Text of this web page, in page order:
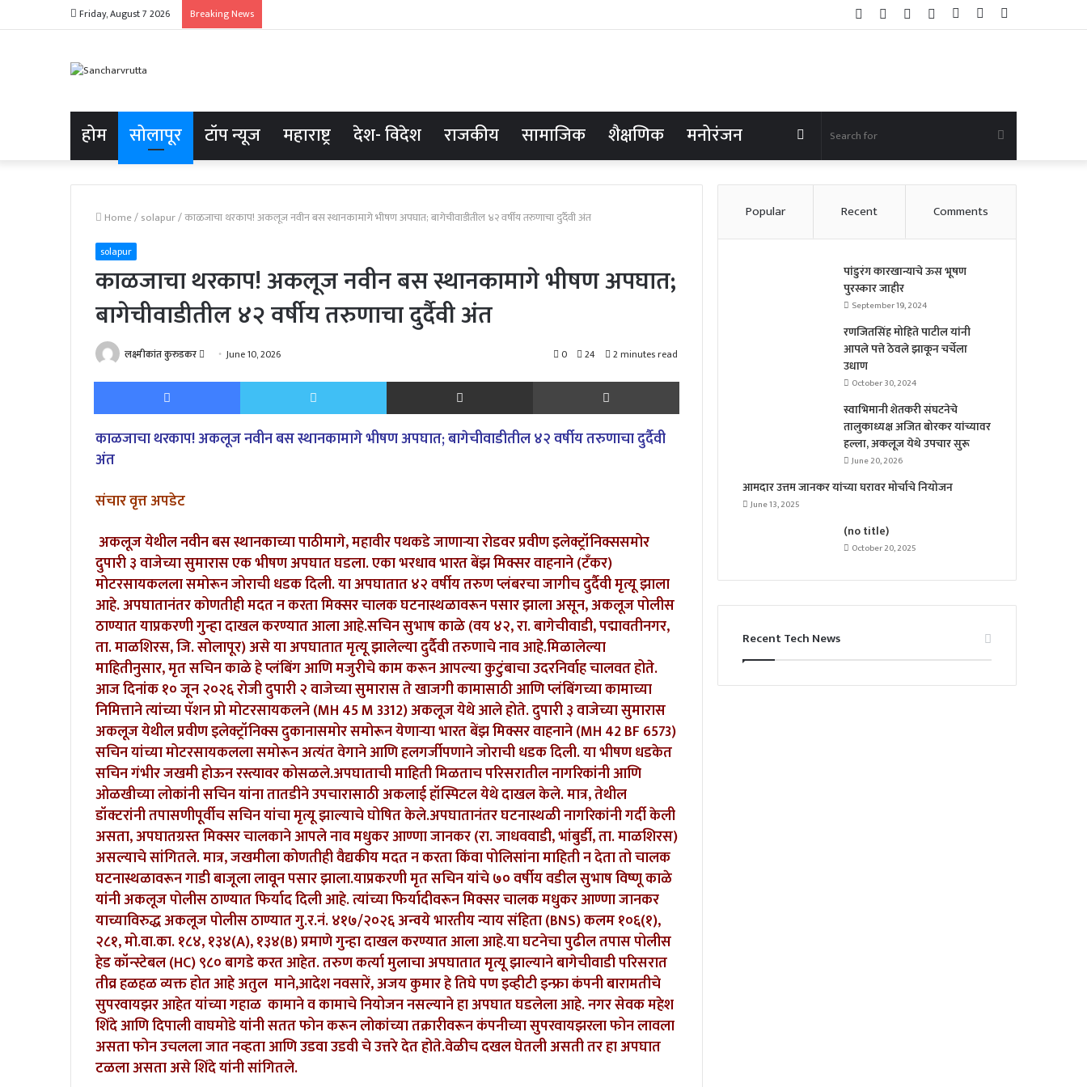
Friday, August 7 2026 Breaking News
Random
Log
Instagram
YouTube
Twitter
Facebook
होम सोलापूर टॉप न्यूज महाराष्ट्र देश- विदेश राजकीय सामाजिक शैक्षणिक मनोरंजन Search
for
Random
Article
Home/solapur/काळजाचा थरकाप! अकलूज नवीन बस स्थानकामागे भीषण अपघात; बागेचीवाडीतील ४२ वर्षीय तरुणाचा दुर्दैवी अंत
solapur
काळजाचा थरकाप! अकलूज नवीन बस स्थानकामागे भीषण अपघात;
बागेचीवाडीतील ४२ वर्षीय तरुणाचा दुर्दैवी अंत
लक्ष्मीकांत कुरुडकर
Send June 10, 2026 0 24 2 minutes read
Facebook Twitter Share via Email Print
काळजाचा थरकाप! अकलूज नवीन बस स्थानकामागे भीषण अपघात; बागेचीवाडीतील ४२ वर्षीय तरुणाचा दुर्दैवी
अंत
संचार वृत्त अपडेट
अकलूज येथील नवीन बस स्थानकाच्या पाठीमागे, महावीर पथकडे जाणाऱ्या रोडवर प्रवीण इलेक्ट्रॉनिक्ससमोर
दुपारी ३ वाजेच्या सुमारास एक भीषण अपघात घडला. एका भरधाव भारत बेंझ मिक्सर वाहनाने (टँकर)
मोटरसायकलला समोरून जोराची धडक दिली. या अपघातात ४२ वर्षीय तरुण प्लंबरचा जागीच दुर्दैवी मृत्यू झाला
आहे. अपघातानंतर कोणतीही मदत न करता मिक्सर चालक घटनास्थळावरून पसार झाला असून, अकलूज पोलीस
ठाण्यात याप्रकरणी गुन्हा दाखल करण्यात आला आहे.सचिन सुभाष काळे (वय ४२, रा. बागेचीवाडी, पद्मावतीनगर,
ता. माळशिरस, जि. सोलापूर) असे या अपघातात मृत्यू झालेल्या दुर्दैवी तरुणाचे नाव आहे.​मिळालेल्या
माहितीनुसार, मृत सचिन काळे हे प्लंबिंग आणि मजुरीचे काम करून आपल्या कुटुंबाचा उदरनिर्वाह चालवत होते.
आज दिनांक १० जून २०२६ रोजी दुपारी २ वाजेच्या सुमारास ते खाजगी कामासाठी आणि प्लंबिंगच्या कामाच्या
निमित्ताने त्यांच्या पॅशन प्रो मोटरसायकलने (MH 45 M 3312) अकलूज येथे आले होते. ​दुपारी ३ वाजेच्या सुमारास
अकलूज येथील प्रवीण इलेक्ट्रॉनिक्स दुकानासमोर समोरून येणाऱ्या भारत बेंझ मिक्सर वाहनाने (MH 42 BF 6573)
सचिन यांच्या मोटरसायकलला समोरून अत्यंत वेगाने आणि हलगर्जीपणाने जोराची धडक दिली. या भीषण धडकेत
सचिन गंभीर जखमी होऊन रस्त्यावर कोसळले.अपघाताची माहिती मिळताच परिसरातील नागरिकांनी आणि
ओळखीच्या लोकांनी सचिन यांना तातडीने उपचारासाठी अकलाई हॉस्पिटल येथे दाखल केले. मात्र, तेथील
डॉक्टरांनी तपासणीपूर्वीच सचिन यांचा मृत्यू झाल्याचे घोषित केले.अपघातानंतर घटनास्थळी नागरिकांनी गर्दी केली
असता, अपघातग्रस्त मिक्सर चालकाने आपले नाव मधुकर आण्णा जानकर (रा. जाधववाडी, भांबुर्डी, ता. माळशिरस)
असल्याचे सांगितले. मात्र, जखमीला कोणतीही वैद्यकीय मदत न करता किंवा पोलिसांना माहिती न देता तो चालक
घटनास्थळावरून गाडी बाजूला लावून पसार झाला.याप्रकरणी मृत सचिन यांचे ७० वर्षीय वडील सुभाष विष्णू काळे
यांनी अकलूज पोलीस ठाण्यात फिर्याद दिली आहे. त्यांच्या फिर्यादीवरून मिक्सर चालक मधुकर आण्णा जानकर
याच्याविरुद्ध अकलूज पोलीस ठाण्यात गु.र.नं. ४१७/२०२६ अन्वये भारतीय न्याय संहिता (BNS) कलम १०६(१),
२८१, मो.वा.का. १८४, १३४(A), १३४(B) प्रमाणे गुन्हा दाखल करण्यात आला आहे.या घटनेचा पुढील तपास पोलीस
हेड कॉन्स्टेबल (HC) ९८० बागडे करत आहेत. तरुण कर्त्या मुलाचा अपघातात मृत्यू झाल्याने बागेचीवाडी परिसरात
तीव्र हळहळ व्यक्त होत आहेअतुल माने,आदेश नवसारें, अजय कुमार हे तिघे पण इव्हीटी इन्फ्रा कंपनी बारामतीचे
सुपरवायझर आहेत यांच्या गहाळ कामाने व कामाचे नियोजन नसल्याने हा अपघात घडलेला आहे. नगर सेवक महेश
शिंदे आणि दिपाली वाघमोडे यांनी सतत फोन करून लोकांच्या तक्रारीवरून कंपनीच्या सुपरवायझरला फोन लावला
असता फोन उचलला जात नव्हता आणि उडवा उडवी चे उत्तरे देत होते.वेळीच दखल घेतली असती तर हा अपघात
टळला असता असे शिंदे यांनी सांगितले.
Popular Recent Comments
पांडुरंग कारखान्याचे ऊस भूषण
पुरस्कार जाहीर
September 19, 2024
रणजितसिंह मोहिते पाटील यांनी
आपले पत्ते ठेवले झाकून चर्चेला
उधाण
October 30, 2024
स्वाभिमानी शेतकरी संघटनेचे
तालुकाध्यक्ष अजित बोरकर यांच्यावर
हल्ला, अकलूज येथे उपचार सुरू
June 20, 2026
आमदार उत्तम जानकर यांच्या घरावर मोर्चाचे नियोजन
June 13, 2025
(no title)
October 20, 2025
Recent Tech News